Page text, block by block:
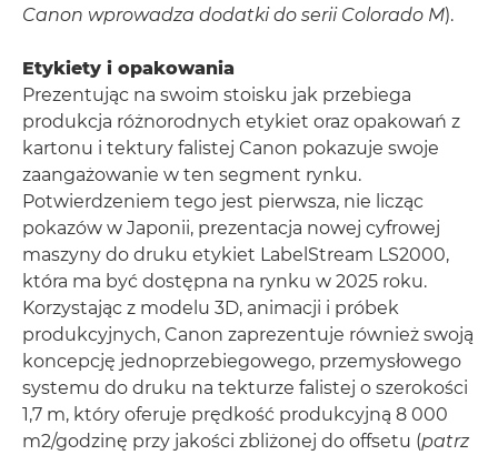
Canon wprowadza dodatki do serii Colorado M).
Etykiety i opakowania
Prezentując na swoim stoisku jak przebiega
produkcja różnorodnych etykiet oraz opakowań z
kartonu i tektury falistej Canon pokazuje swoje
zaangażowanie w ten segment rynku.
Potwierdzeniem tego jest pierwsza, nie licząc
pokazów w Japonii, prezentacja nowej cyfrowej
maszyny do druku etykiet LabelStream LS2000,
która ma być dostępna na rynku w 2025 roku.
Korzystając z modelu 3D, animacji i próbek
produkcyjnych, Canon zaprezentuje również swoją
koncepcję jednoprzebiegowego, przemysłowego
systemu do druku na tekturze falistej o szerokości
1,7 m, który oferuje prędkość produkcyjną 8 000
m2/godzinę przy jakości zbliżonej do offsetu (patrz